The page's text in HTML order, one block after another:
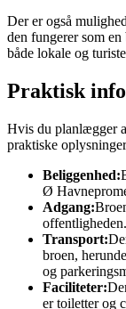
Der er også
den fungerer som
både lokale og
Praktisk
Hvis du planlægger
praktiske
Beliggenhed:
Ø
Adgang:
offentligheden.
Transport:
broen,
og
Faciliteter:
er toiletter og